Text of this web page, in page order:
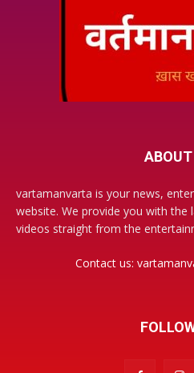
vartamanvarta is your news,
website. We provide you with the
videos straight from the
Contact us: